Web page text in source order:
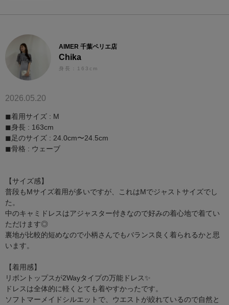
AIMER 千葉ペリエ店
Chika
身長：163cm
2026.05.20
◼︎着用サイズ : M
◼︎身長 : 163cm
◼︎足のサイズ : 24.0cm〜24.5cm
◼︎骨格 : ウェーブ
【サイズ感】
普段もMサイズ着用が多いですが、これはMでジャストサイズでし
た。
中のキャミドレスはアジャスター付きなので好みの着心地で着てい
ただけます◎
裏地が比較的短めなので小柄さんでもバランス良く着られるかと思
います。
【着用感】
リボントップスが2Wayタイプの万能ドレス✨️
ドレスは全体的に軽くとても着やすかったです。
ソフトマーメイドシルエットで、ウエストが絞れているので自然と